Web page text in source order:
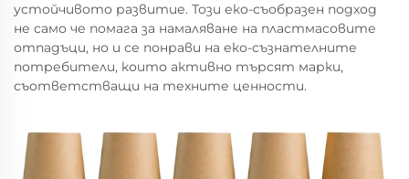
устойчивото развитие. Този еко-съобразен подход
не само че помага за намаляване на пластмасовите
отпадъци, но и се понрави на еко-съзнателните
потребители, които активно търсят марки,
съответстващи на техните ценности.